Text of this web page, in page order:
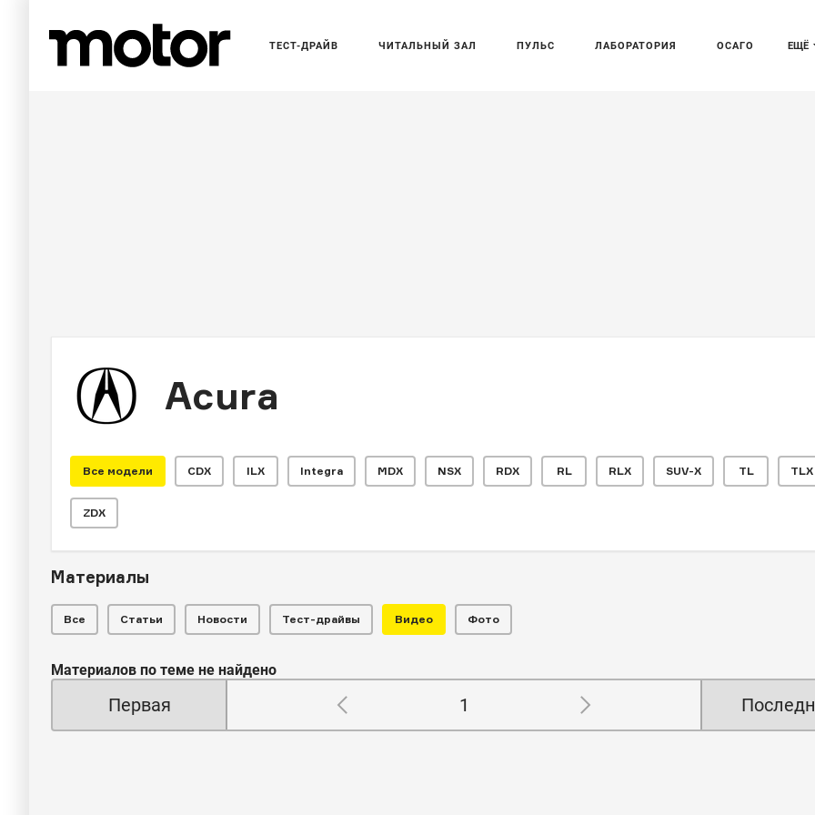
ЕЩЁ
ТЕСТ-ДРАЙВ ЧИТАЛЬНЫЙ ЗАЛ ПУЛЬС ЛАБОРАТОРИЯ ОСАГО
Acura
Все модели CDX ILX Integra MDX NSX RDX RL RLX SUV-X TL TLX
ZDX
Материалы
Все Статьи Новости Тест-драйвы Видео Фото
Материалов по теме не найдено
Первая 1